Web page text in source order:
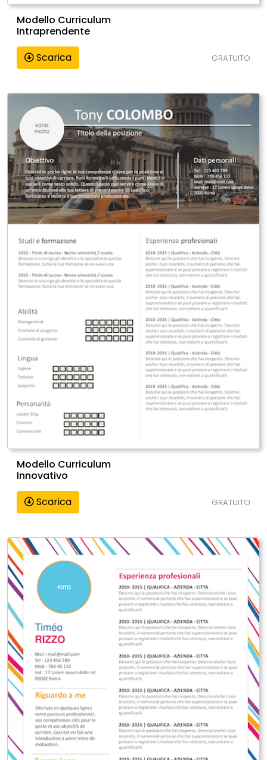
Modello Curriculum
Intraprendente
Scarica
GRATUITO
Modello Curriculum
Innovativo
Scarica
GRATUITO